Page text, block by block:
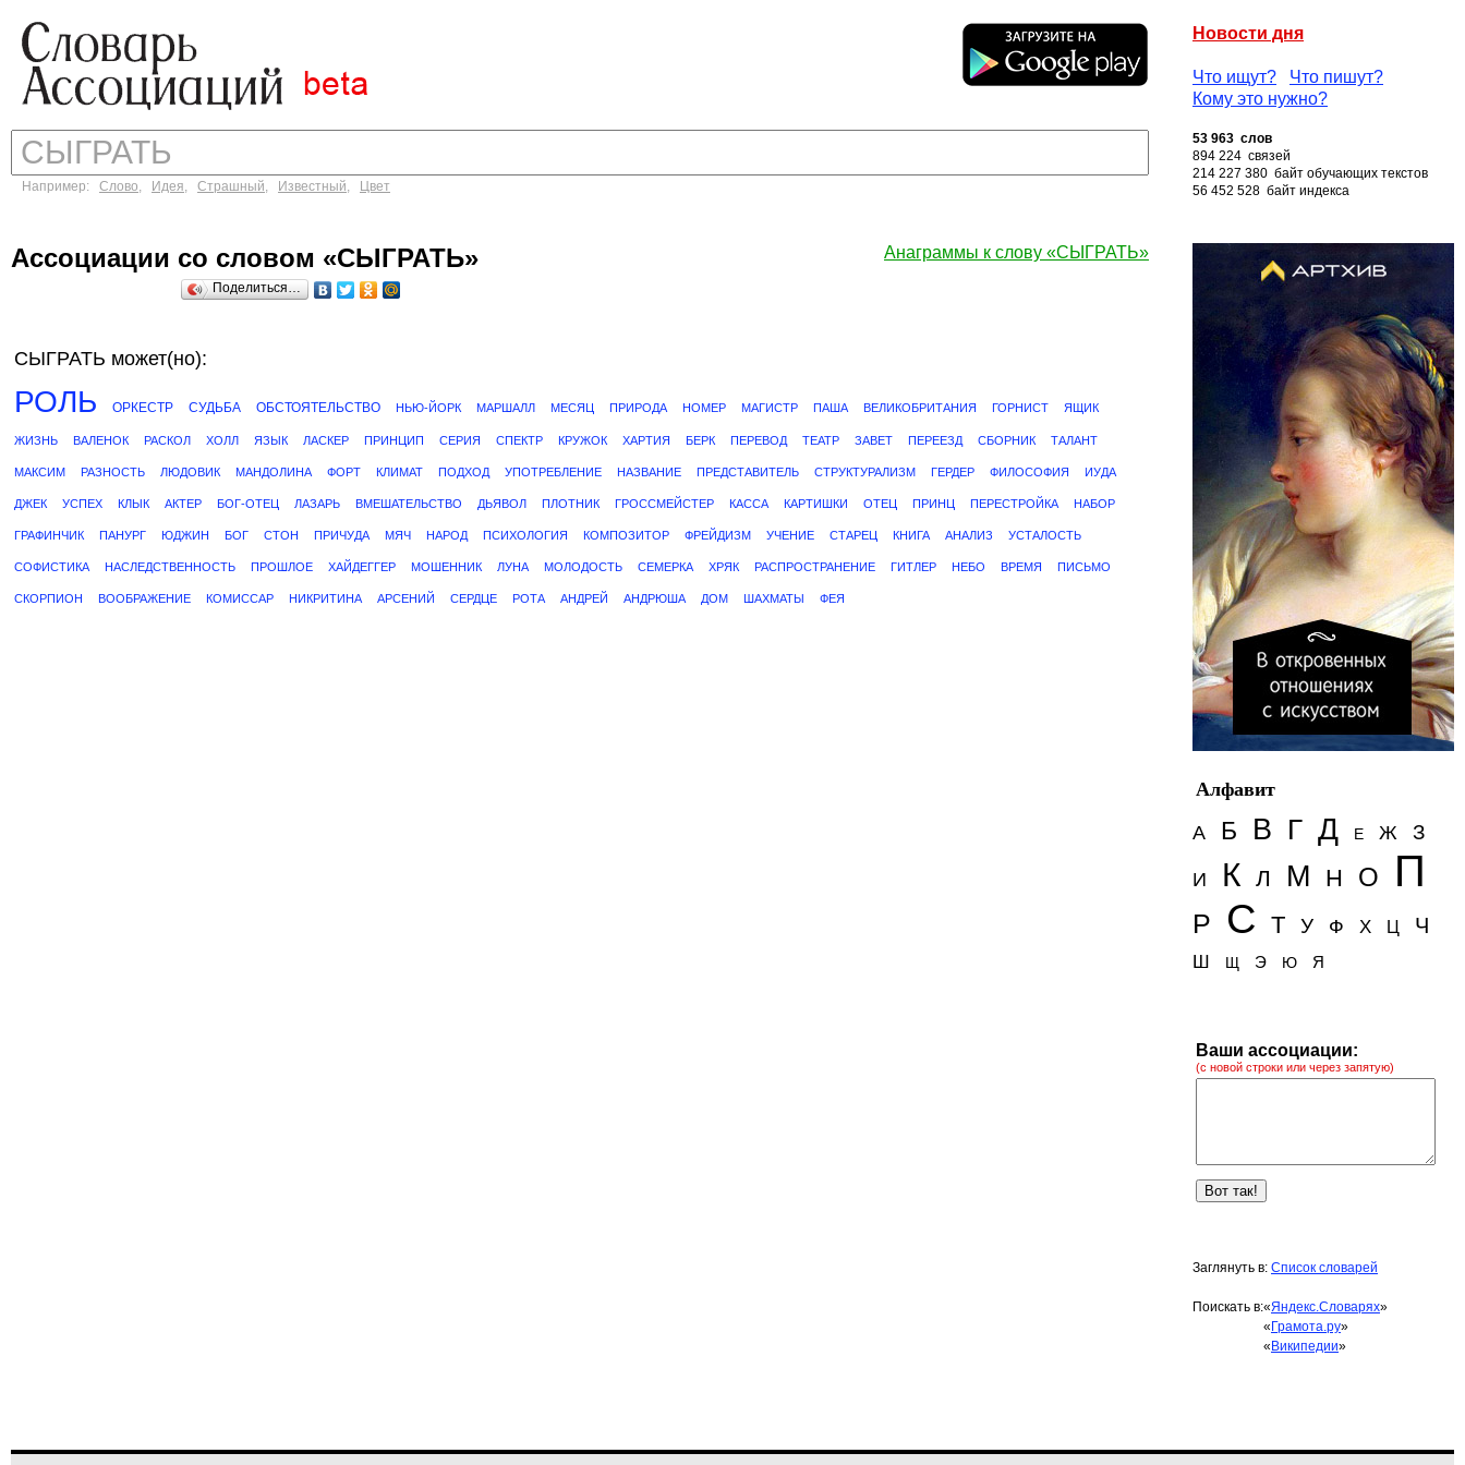
Новости дня
Что ищут?
Что пишут?
Кому это нужно?
Например: Слово, Идея, Страшный, Известный, Цвет
53 963 слов
894 224 связей
214 227 380 байт обучающих текстов
56 452 528 байт индекса
Анаграммы к слову «СЫГРАТЬ»
Ассоциации со словом «СЫГРАТЬ»
Поделиться…
СЫГРАТЬ может(но):
РОЛЬ ОРКЕСТР СУДЬБА ОБСТОЯТЕЛЬСТВО НЬЮ-ЙОРК МАРШАЛЛ МЕСЯЦ ПРИРОДА НОМЕР МАГИСТР ПАША ВЕЛИКОБРИТАНИЯ ГОРНИСТ ЯЩИК
ЖИЗНЬ ВАЛЕНОК РАСКОЛ ХОЛЛ ЯЗЫК ЛАСКЕР ПРИНЦИП СЕРИЯ СПЕКТР КРУЖОК ХАРТИЯ БЕРК ПЕРЕВОД ТЕАТР ЗАВЕТ ПЕРЕЕЗД СБОРНИК ТАЛАНТ
МАКСИМ РАЗНОСТЬ ЛЮДОВИК МАНДОЛИНА ФОРТ КЛИМАТ ПОДХОД УПОТРЕБЛЕНИЕ НАЗВАНИЕ ПРЕДСТАВИТЕЛЬ СТРУКТУРАЛИЗМ ГЕРДЕР ФИЛОСОФИЯ ИУДА
ДЖЕК УСПЕХ КЛЫК АКТЕР БОГ-ОТЕЦ ЛАЗАРЬ ВМЕШАТЕЛЬСТВО ДЬЯВОЛ ПЛОТНИК ГРОССМЕЙСТЕР КАССА КАРТИШКИ ОТЕЦ ПРИНЦ ПЕРЕСТРОЙКА НАБОР
ГРАФИНЧИК ПАНУРГ ЮДЖИН БОГ СТОН ПРИЧУДА МЯЧ НАРОД ПСИХОЛОГИЯ КОМПОЗИТОР ФРЕЙДИЗМ УЧЕНИЕ СТАРЕЦ КНИГА АНАЛИЗ УСТАЛОСТЬ
СОФИСТИКА НАСЛЕДСТВЕННОСТЬ ПРОШЛОЕ ХАЙДЕГГЕР МОШЕННИК ЛУНА МОЛОДОСТЬ СЕМЕРКА ХРЯК РАСПРОСТРАНЕНИЕ ГИТЛЕР НЕБО ВРЕМЯ ПИСЬМО
СКОРПИОН ВООБРАЖЕНИЕ КОМИССАР НИКРИТИНА АРСЕНИЙ СЕРДЦЕ РОТА АНДРЕЙ АНДРЮША ДОМ ШАХМАТЫ ФЕЯ
Алфавит
А
Б В Г Д Е Ж З
И К Л М Н О П
Р С Т У Ф Х Ц Ч
Ш Щ Э Ю Я
Ваши ассоциации:
(с новой строки или через запятую)
Заглянуть в: Список словарей
Поискать в:«Яндекс.Словарях»
« Грамота.ру»
« Википедии»